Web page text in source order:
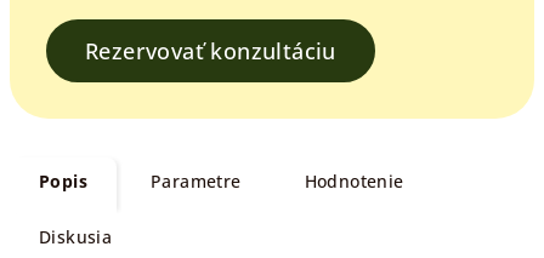
Rezervovať konzultáciu
Popis Parametre Hodnotenie
Diskusia